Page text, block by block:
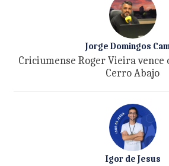
Jorge Domingos
Criciumense Roger Vieira vence
Cerro Abajo
Igor de Jesus